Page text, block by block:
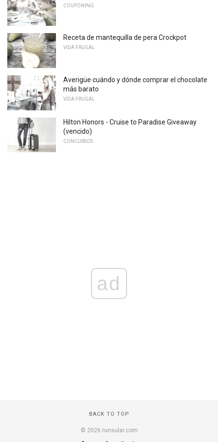
COUPONING
Receta de mantequilla de pera Crockpot
VIDA FRUGAL
Averigüe cuándo y dónde comprar el chocolate
más barato
VIDA FRUGAL
Hilton Honors - Cruise to Paradise Giveaway
(vencido)
CONCURSOS
ad
BACK TO TOP
© 2026 runsular.com